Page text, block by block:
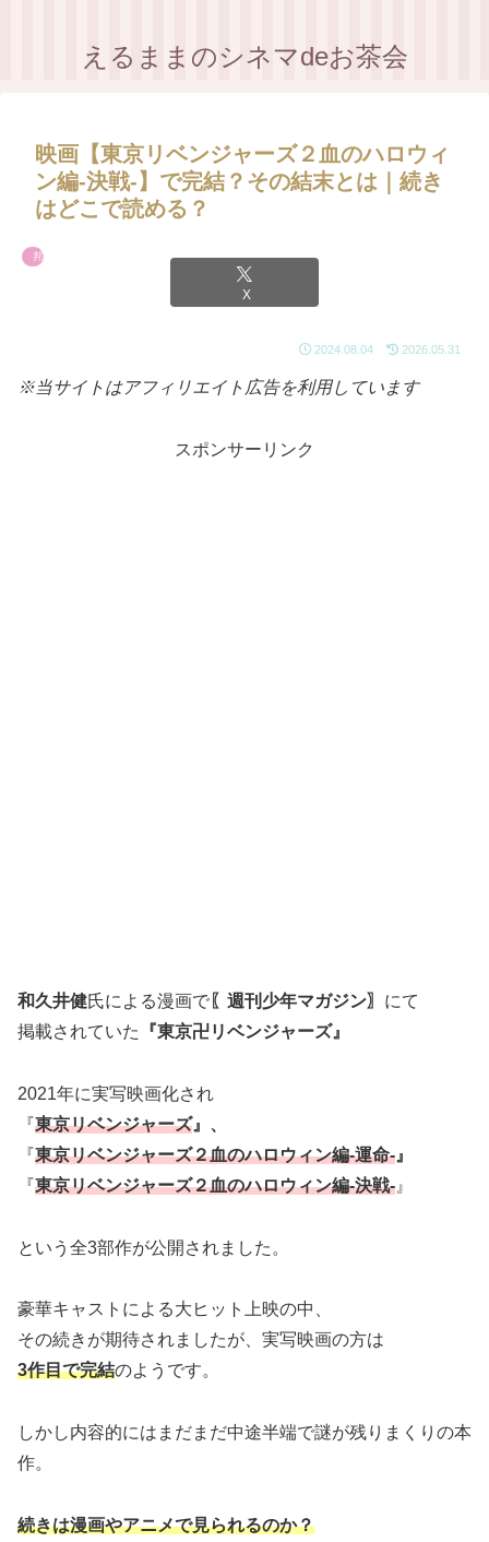
えるままのシネマdeお茶会
映画【東京リベンジャーズ２血のハロウィ
ン編-決戦-】で完結？その結末とは｜続き
はどこで読める？
邦画
X
2024.08.04 2026.05.31
※当サイトはアフィリエイト広告を利用しています
スポンサーリンク
和久井健氏による漫画で 〖週刊少年マガジン〗 にて
掲載されていた
『東京卍リベンジャーズ』
2021年に実写映画化され
『東京リベンジャーズ』、
『東京リベンジャーズ２血のハロウィン編-運命- 』
『東京リベンジャーズ２血のハロウィン編-決戦- 』
という全3部作が公開されました。
豪華キャストによる大ヒット上映の中、
その続きが期待されましたが、実写映画の方は
3作目で完結のようです。
しかし内容的にはまだまだ中途半端で謎が残りまくりの本
作。
続きは漫画やアニメで見られるのか？